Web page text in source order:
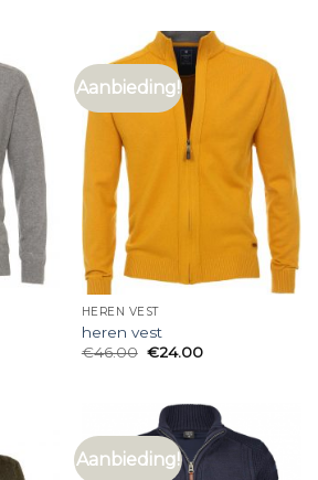
Aanbieding!
HEREN VEST
heren vest
€46.00 €24.00
Aanbieding!